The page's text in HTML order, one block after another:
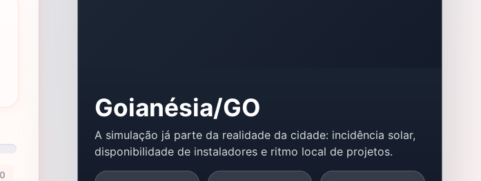
Goianésia/GO
A simulação já parte da realidade da cidade: incidência solar,
disponibilidade de instaladores e ritmo local de projetos.